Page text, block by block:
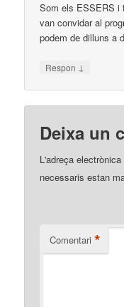
Som els ESSERS i
van convidar al
podem de dilluns a
Respon ↓
Deixa un
L'adreça
necessaris estan
Comentari *